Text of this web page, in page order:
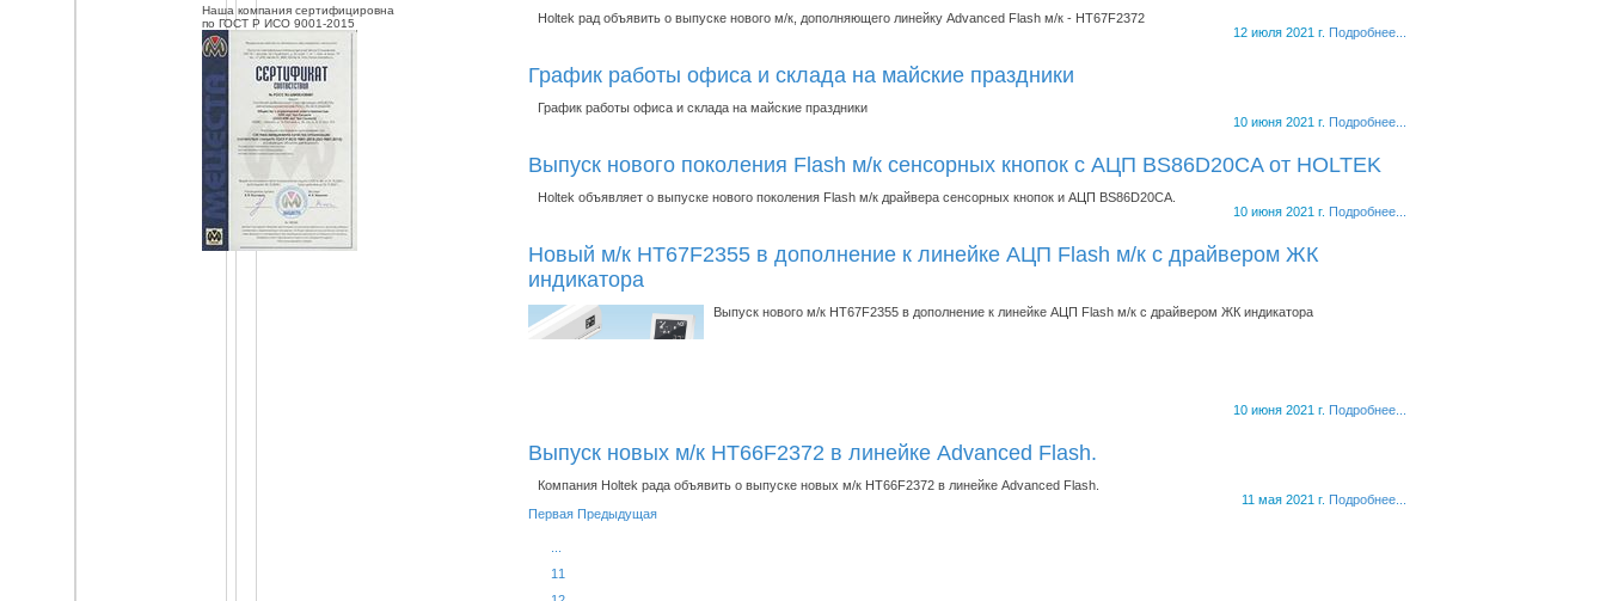
Наша компания сертифицировна
по ГОСТ Р ИСО 9001-2015
Holtek рад объявить о выпуске нового м/к, дополняющего линейку Advanced Flash м/к - HT67F2372
12 июля 2021 г. Подробнее...
График работы офиса и склада на майские праздники
График работы офиса и склада на майские праздники
10 июня 2021 г. Подробнее...
Выпуск нового поколения Flash м/к сенсорных кнопок c АЦП BS86D20CA от HOLTEK
Holtek объявляет о выпуске нового поколения Flash м/к драйвера сенсорных кнопок и АЦП BS86D20CA.
10 июня 2021 г. Подробнее...
Новый м/к HT67F2355 в дополнение к линейке АЦП Flash м/к с драйвером ЖК
индикатора
Выпуск нового м/к HT67F2355 в дополнение к линейке АЦП Flash м/к с драйвером ЖК индикатора
10 июня 2021 г. Подробнее...
Выпуск новых м/к HT66F2372 в линейке Advanced Flash.
Компания Holtek рада объявить о выпуске новых м/к HT66F2372 в линейке Advanced Flash.
11 мая 2021 г. Подробнее...
Первая Предыдущая
11